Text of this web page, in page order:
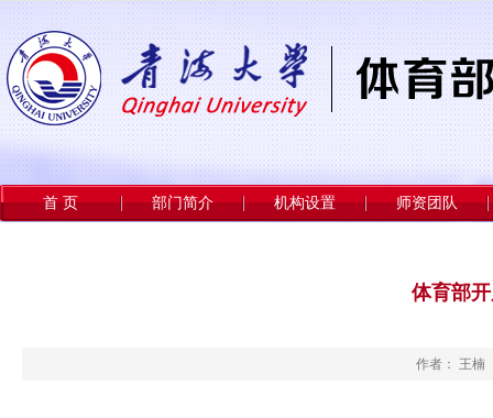
首 页 部门简介 机构设置 师资团队
体育部
作者： 王